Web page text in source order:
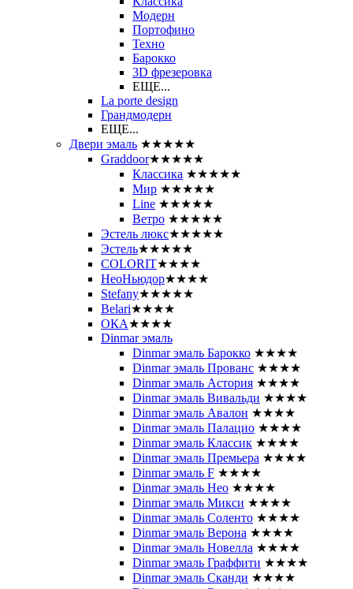
Модерн
Портофино
Техно
Барокко
3D фрезеровка
ЕЩЕ...
La porte design
Грандмодерн
ЕЩЕ...
Двери эмаль ★★★★★
Graddoor★★★★★
Классика ★★★★★
Мир ★★★★★
Line ★★★★★
Ветро ★★★★★
Эстель люкс★★★★★
Эстель★★★★★
COLORIT★★★★
НеоНьюдор★★★★
Stefany★★★★★
Belari★★★★
ОКА★★★★
Dinmar эмаль
Dinmar эмаль Барокко ★★★★
Dinmar эмаль Прованс ★★★★
Dinmar эмаль Астория ★★★★
Dinmar эмаль Вивальди ★★★★
Dinmar эмаль Авалон ★★★★
Dinmar эмаль Палацио ★★★★
Dinmar эмаль Классик ★★★★
Dinmar эмаль Премьера ★★★★
Dinmar эмаль F ★★★★
Dinmar эмаль Нео ★★★★
Dinmar эмаль Микси ★★★★
Dinmar эмаль Соленто ★★★★
Dinmar эмаль Верона ★★★★
Dinmar эмаль Новелла ★★★★
Dinmar эмаль Граффити ★★★★
Dinmar эмаль Сканди ★★★★